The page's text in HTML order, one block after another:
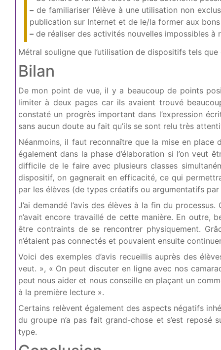
– de familiariser l’élève à une utilisation non
publication sur Internet et de le/la former aux
– de réaliser des activités nouvelles impossibles à
Métral souligne que l’utilisation de dispositifs tels
Bilan
De mon point de vue, il y a beaucoup de points
limiter à deux pages car ils avaient trouvé
constaté un progrès important dans l’expression
sans aucun doute au fait qu’ils se sont relu très
Néanmoins, il faut reconnaître que la mise en place
également dans la phase d’élaboration si l’on veut
difficile de le faire avec plusieurs classes
dispositif, on gagnerait en efficacité, ce qui
par les élèves (de types créatifs ou argumentatifs
J’ai demandé l’avis des élèves à la fin du
n’avait encore travaillé de cette manière. En outre,
être contraints de se rencontrer physiquement.
n’étaient pas connectés et pouvaient ensuite
Voici des exemples d’avis recueillis auprès des
veut. », « On peut discuter en ligne avec nos
peut nous aider et nous conseille en plaçant un
à la première lecture ».
Certains relèvent également des aspects négatifs
du groupe n’a pas fait grand-chose et s’est
type.